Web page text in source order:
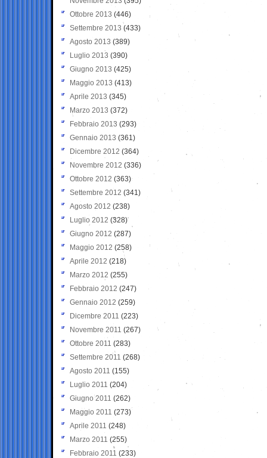
Ottobre 2013 (446)
Settembre 2013 (433)
Agosto 2013 (389)
Luglio 2013 (390)
Giugno 2013 (425)
Maggio 2013 (413)
Aprile 2013 (345)
Marzo 2013 (372)
Febbraio 2013 (293)
Gennaio 2013 (361)
Dicembre 2012 (364)
Novembre 2012 (336)
Ottobre 2012 (363)
Settembre 2012 (341)
Agosto 2012 (238)
Luglio 2012 (328)
Giugno 2012 (287)
Maggio 2012 (258)
Aprile 2012 (218)
Marzo 2012 (255)
Febbraio 2012 (247)
Gennaio 2012 (259)
Dicembre 2011 (223)
Novembre 2011 (267)
Ottobre 2011 (283)
Settembre 2011 (268)
Agosto 2011 (155)
Luglio 2011 (204)
Giugno 2011 (262)
Maggio 2011 (273)
Aprile 2011 (248)
Marzo 2011 (255)
Febbraio 2011 (233)